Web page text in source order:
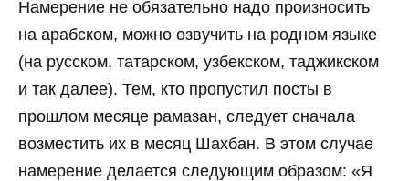
Намерение не обязательно надо произносить
на арабском, можно озвучить на родном языке
(на русском, татарском, узбекском, таджикском
и так далее). Тем, кто пропустил посты в
прошлом месяце рамазан, следует сначала
возместить их в месяц Шахбан. В этом случае
намерение делается следующим образом: «Я